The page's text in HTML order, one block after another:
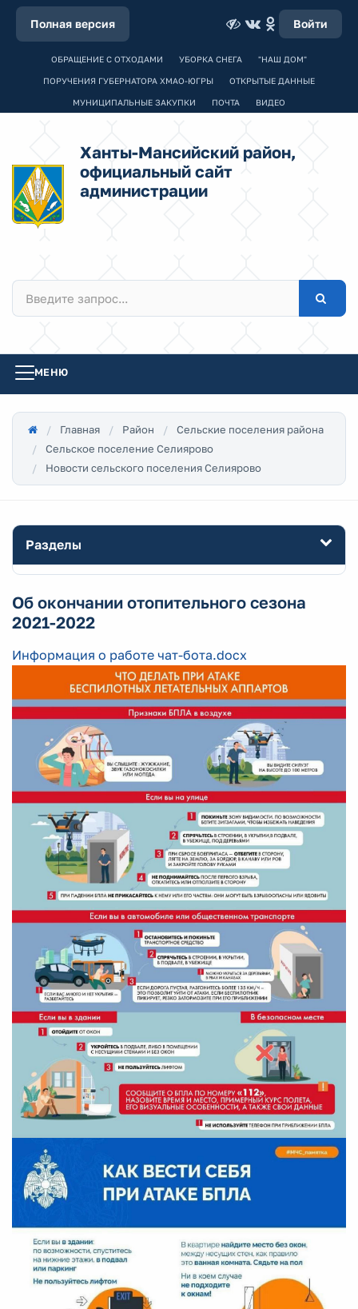
Полная версия Войти
ОБРАЩЕНИЕ С ОТХОДАМИ УБОРКА СНЕГА "НАШ ДОМ"
ПОРУЧЕНИЯ ГУБЕРНАТОРА ХМАО-ЮГРЫ ОТКРЫТЫЕ ДАННЫЕ
МУНИЦИПАЛЬНЫЕ ЗАКУПКИ ПОЧТА ВИДЕО
Ханты-Мансийский район,
официальный сайт
администрации
МЕНЮ
Главная Район
Сельские поселения района
Сельское поселение Селиярово
Новости сельского поселения Селиярово
Разделы
Об окончании отопительного сезона
2021-2022
Информация о работе чат-бота.docx